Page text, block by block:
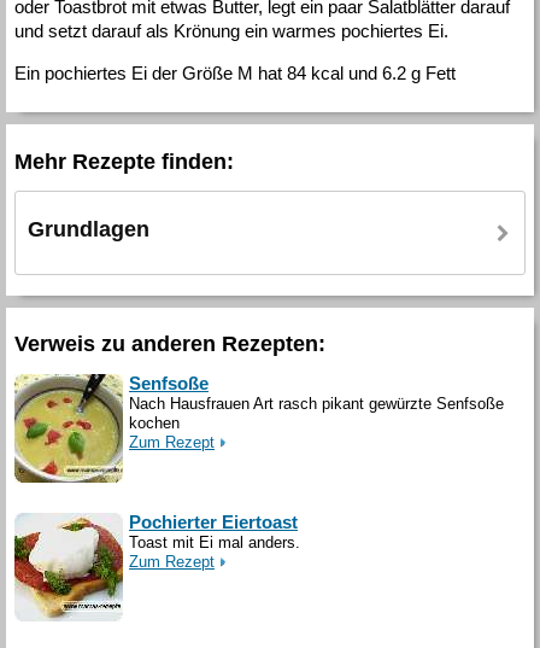
oder Toastbrot mit etwas Butter, legt ein paar Salatblätter darauf
und setzt darauf als Krönung ein warmes pochiertes Ei.
Ein pochiertes Ei der Größe M hat 84 kcal und 6.2 g Fett
Mehr Rezepte finden:
Grundlagen
Verweis zu anderen Rezepten:
Senfsoße
Nach Hausfrauen Art rasch pikant gewürzte Senfsoße
kochen
Zum Rezept
Pochierter Eiertoast
Toast mit Ei mal anders.
Zum Rezept